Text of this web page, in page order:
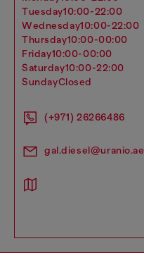
tuesday10:00-22:00
wednesday10:00-22:00
thursday10:00-00:00
friday10:00-00:00
saturday10:00-22:00
sundayClosed
(+971) 26266486
gal.diesel@uranio.ae